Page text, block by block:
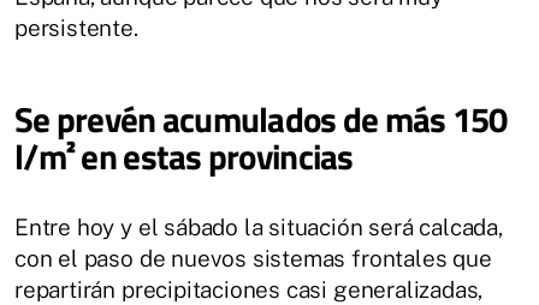
persistente.
Se prevén acumulados de más 150
l/m² en estas provincias
Entre hoy y el sábado la situación será calcada,
con el paso de nuevos sistemas frontales que
repartirán precipitaciones casi generalizadas,